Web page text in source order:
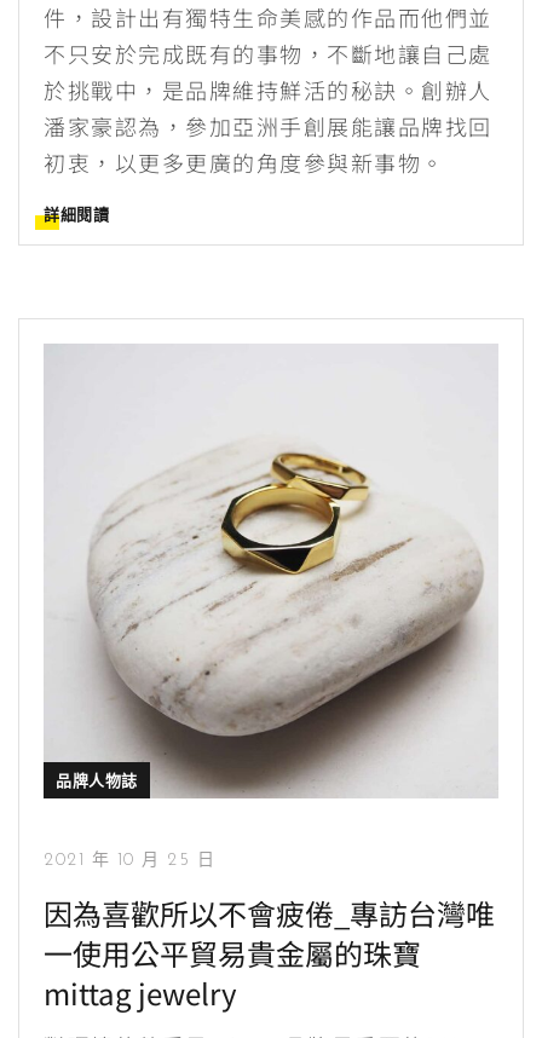
件，設計出有獨特生命美感的作品而他們並
不只安於完成既有的事物，不斷地讓自己處
於挑戰中，是品牌維持鮮活的秘訣。創辦人
潘家豪認為，參加亞洲手創展能讓品牌找回
初衷，以更多更廣的角度參與新事物。
詳細閱讀
品牌人物誌
2021 年 10 月 25 日
因為喜歡所以不會疲倦_專訪台灣唯
一使用公平貿易貴金屬的珠寶
mittag jewelry